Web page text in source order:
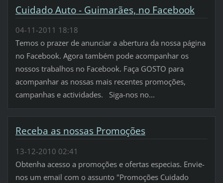
Cuidado Auto - Guimarães, no Facebook
04-11-2011 18:18
Temos o prazer de anunciar a abertura da nossa página
no Facebook. Agora também pode acompanhar os
nossos trabalhos no Facebook. Faça GOSTO para
acompanhar as nossas mais recentes promoções,
campanhas e actividades. Siga-nos no...
Receba as nossas Promoções
13-12-2010 02:41
Obtenha acesso a promoções e ofertas especias. Envie-
nos um email com o assunto "Promoções Cuidado